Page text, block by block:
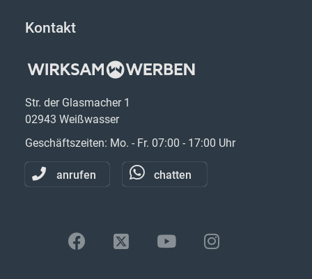
Kontakt
Str. der Glasmacher 1
02943 Weißwasser
Geschäftszeiten: Mo. - Fr. 07:00 - 17:00 Uhr
anrufen chatten